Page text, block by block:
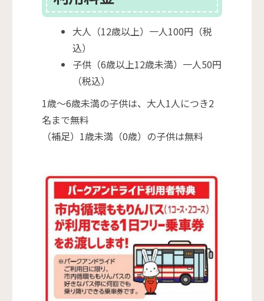
大人（12歳以上）一人100円（税
込）
子供（6歳以上12歳未満）一人50円
（税込）
1歳～6歳未満の子供は、大人1人につき2
名まで無料
（補足）1歳未満（0歳）の子供は無料